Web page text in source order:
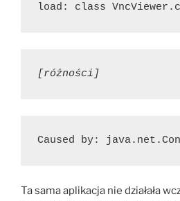
load: class
[różności]
Caused by:
Ta sama aplikacja nie działała